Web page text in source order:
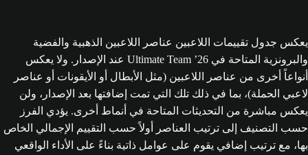
يعكس جدول تقييمات اللاعبين عناصر اللاعبين الذهبية والفضية
والبرونزية المتاحة في Ultimate Team ’26 عند الإصدار. ولا يعكس
أنواعاً أخرى من عناصر اللاعبين (مثل الأبطال أو الأيقونات أو عناصر
لاعبي الحملة)، بما في ذلك تلك التي تمت إضافتها بعد الإصدار، ولن
يعكس مباشرة من التحديثات المتاحة في أنماط أخرى. يؤدي الفرز
حسب التصنيف إلى ترتيب العناصر أولاً حسب التقييم الإجمالي الخاص
بها، مع ترتيب إضافي يقوم على عوامل ذاتية بناءً على الأداء الواقعي